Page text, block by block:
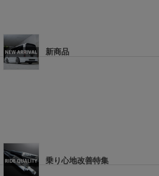
新商品
乗り心地改善特集